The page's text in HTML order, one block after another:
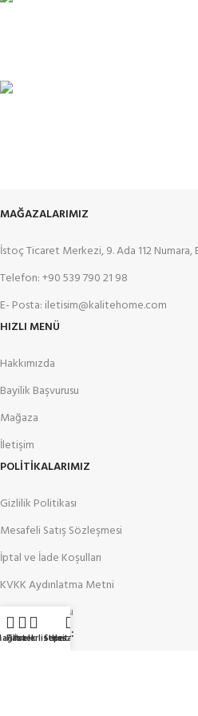
MAĞAZALARIMIZ
İstoç Ticaret Merkezi, 9. Ada 112 Numara,
Telefon: +90 539 790 21 98
E- Posta: iletisim@kalitehome.com
HIZLI MENÜ
Hakkımızda
Bayilik Başvurusu
Mağaza
İletişim
POLİTİKALARIMIZ
Gizlilik Politikası
Mesafeli Satış Sözleşmesi
İptal ve İade Koşulları
KVKK Aydınlatma Metni
Çerez Politikası
ÇOK YAKINDA:
Filtreler
İstek listesi
Sepet
Hesabım